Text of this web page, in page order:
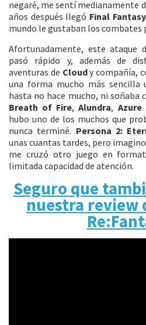
negaré, me sentí medianamente
años después llegó Final
mundo le gustaban los combates
Afortunadamente, este ataque
pasó rápido y, además de
aventuras de Cloudy compañía,
una forma mucho más sencilla
hasta no hace mucho, ni
Breath of Fire,Alundra, Azure
hubo uno de los muchos que
nunca terminé. Persona 2:
unas cuantas tardes, pero
me cruzó otro juego en
limitada capacidad de atención.
Seguro que
nuestra review